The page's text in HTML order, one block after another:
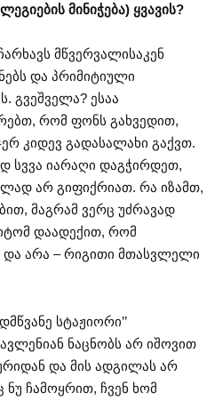
მინიჭება) ყვავის?
მწვერვალისაკენ
და პრიმიტიული
გვეშველა? ესაა
რომ ფონს გახვედით,
კიდევ გადასალახი გაქვთ.
სვვა იარაღი დაგჭირდეთ,
არ გიფიქრიათ. რა იზამთ,
მაგრამ ვერც უძრავად
დაადექით, რომ
არა – რიგითი მთასვლელი
სტაჟიორი’’
ნაცნობს არ იშოვით
და მის ადგილას არ
ნუ ჩამოყრით, ჩვენ ხომ